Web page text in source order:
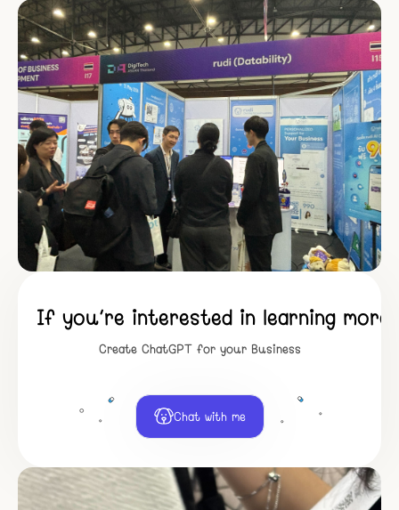
If you’re interested in learning
Create ChatGPT for your Business
Chat with me